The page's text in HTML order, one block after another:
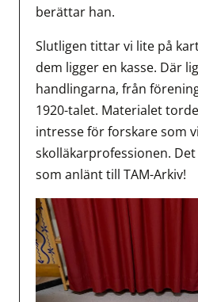
berättar han.
Slutligen tittar vi lite på
dem ligger en kasse. Där
handlingarna, från
1920-talet. Materialet
intresse för forskare som
skolläkarprofessionen.
som anlänt till TAM-Arkiv!